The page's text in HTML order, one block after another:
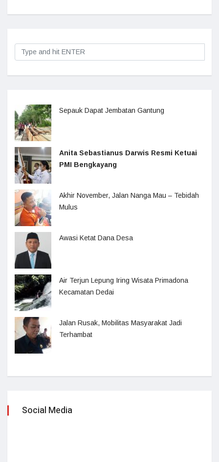
Sepauk Dapat Jembatan Gantung
Anita Sebastianus Darwis Resmi Ketuai
PMI Bengkayang
Akhir November, Jalan Nanga Mau – Tebidah
Mulus
Awasi Ketat Dana Desa
Air Terjun Lepung Iring Wisata Primadona
Kecamatan Dedai
Jalan Rusak, Mobilitas Masyarakat Jadi
Terhambat
Social Media